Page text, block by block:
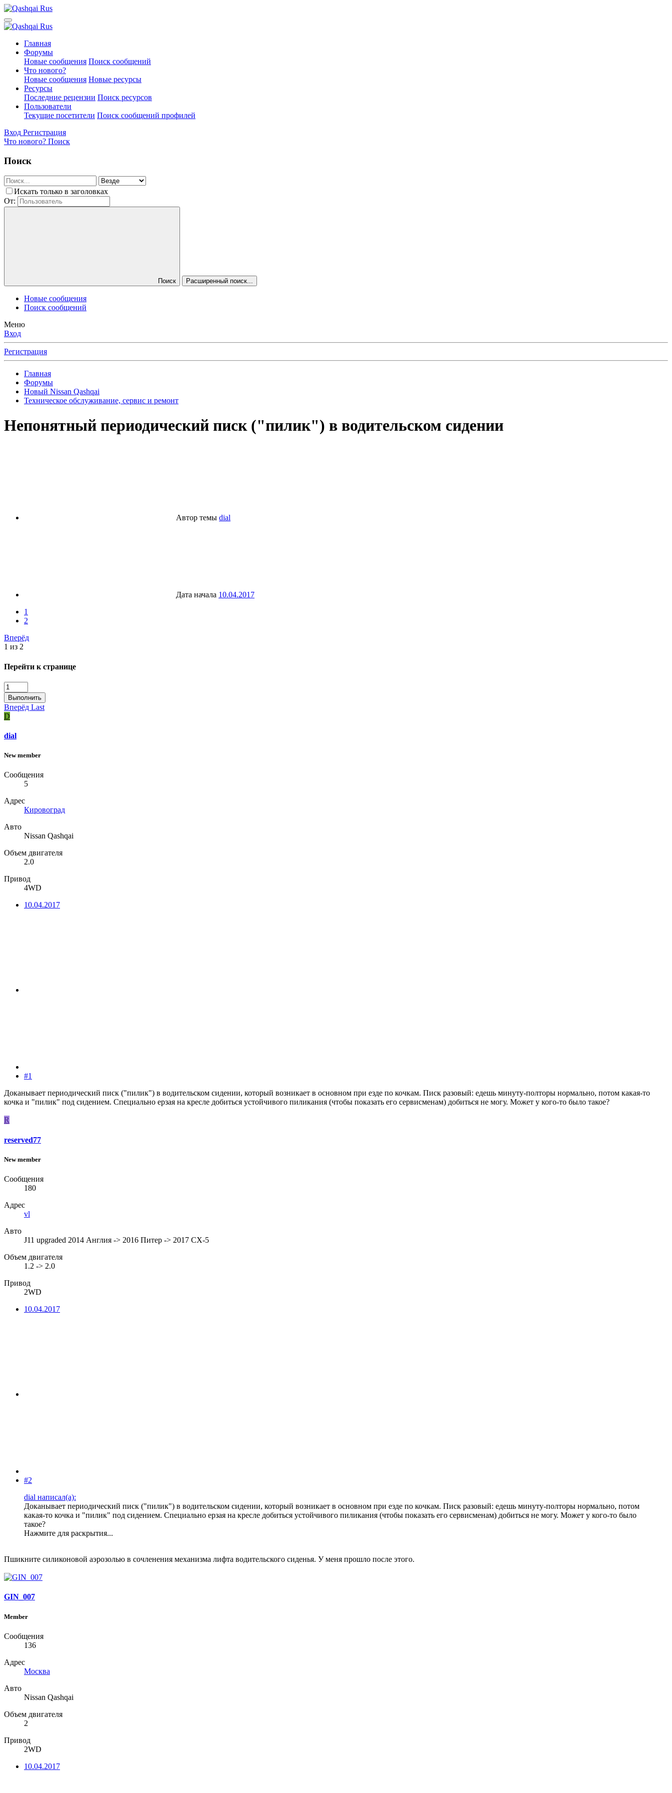
Главная
Форумы
Новые сообщения Поиск сообщений
Что нового?
Новые сообщения Новые ресурсы
Ресурсы
Последние рецензии Поиск ресурсов
Пользователи
Текущие посетители Поиск сообщений профилей
Вход Регистрация
Что нового? Поиск
Поиск
Искать только в заголовках
От:
Поиск Расширенный поиск...
Новые сообщения
Поиск сообщений
Меню
Вход
Регистрация
Главная
Форумы
Новый Nissan Qashqai
Техническое обслуживание, сервис и ремонт
Непонятный периодический писк ("пилик") в водительском сидении
Автор темы dial
Дата начала 10.04.2017
1
2
Вперёд
1 из 2
Перейти к странице
Выполнить
Вперёд Last
D
dial
New member
Сообщения
5
Адрес
Кировоград
Авто
Nissan Qashqai
Объем двигателя
2.0
Привод
4WD
10.04.2017
#1
Доканывает периодический писк ("пилик") в водительском сидении, который возникает в основном при езде по кочкам. Писк разовый: едешь минуту-полторы нормально, потом какая-то
кочка и "пилик" под сидением. Специально ерзая на кресле добиться устойчивого пиликания (чтобы показать его сервисменам) добиться не могу. Может у кого-то было такое?
R
reserved77
New member
Сообщения
180
Адрес
vl
Авто
J11 upgraded 2014 Англия -> 2016 Питер -> 2017 CX-5
Объем двигателя
1.2 -> 2.0
Привод
2WD
10.04.2017
#2
dial написал(а):
Доканывает периодический писк ("пилик") в водительском сидении, который возникает в основном при езде по кочкам. Писк разовый: едешь минуту-полторы нормально, потом
какая-то кочка и "пилик" под сидением. Специально ерзая на кресле добиться устойчивого пиликания (чтобы показать его сервисменам) добиться не могу. Может у кого-то было
такое?
Нажмите для раскрытия...
Пшикните силиконовой аэрозолью в сочленения механизма лифта водительского сиденья. У меня прошло после этого.
GIN_007
Member
Сообщения
136
Адрес
Москва
Авто
Nissan Qashqai
Объем двигателя
2
Привод
2WD
10.04.2017